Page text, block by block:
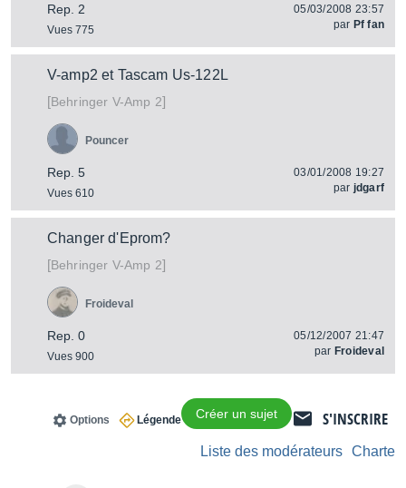
Rep. 2
Vues 775
05/03/2008 23:57
par Pf fan
V-amp2 et Tascam Us-122L
[Behringer V-Amp 2]
Rep. 5
Vues 610
Pouncer
03/01/2008 19:27
par jdgarf
Changer d'Eprom?
[Behringer V-Amp 2]
Rep. 0
Vues 900
Froideval
05/12/2007 21:47
par Froideval
S'INSCRIRE
Créer un sujet
Légende
Options
Charte
Liste des modérateurs